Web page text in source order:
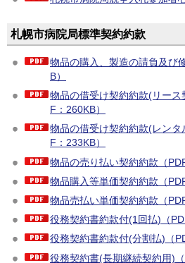
札幌市病院局標準契約約款
物品の購入、製造の請負及び
B）
物品の借受け契約約款(リー
F：260KB）
物品の借受け契約約款(レン
F：233KB）
物品の売り払い契約約款（
物品購入等単価契約約款（
物品売払い単価契約約款（
役務契約書約款付(1回払)（
役務契約書約款付(分割払)（
役務契約書(長期継続契約用)（